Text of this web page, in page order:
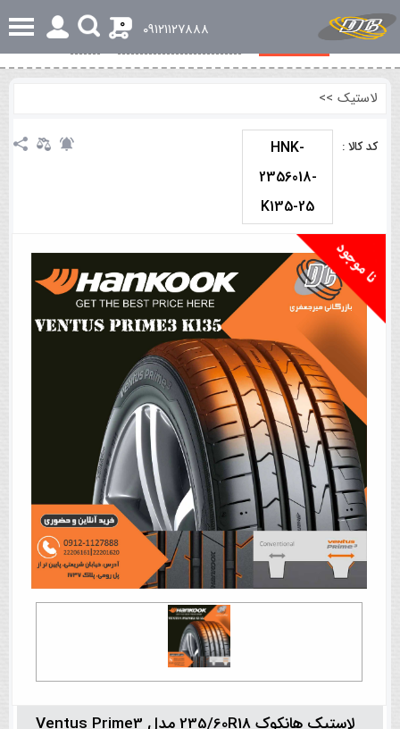
٠٩١٢١١٢٧٨٨٨ 0
مشخصات کلی بررسی تخصصی و اجمالی نظرات
لاستیک >>
کد کالا :
HNK-
2356018-
K135-25